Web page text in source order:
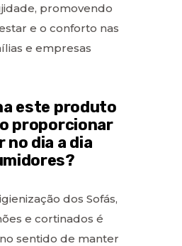
promovendo
e o conforto nas
e empresas
este produto
proporcionar
no dia a dia
dos Sofás,
e cortinados é
sentido de manter